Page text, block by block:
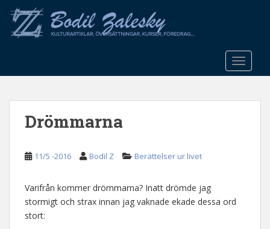
o
Drömmarna
11/5 -2016 Bodil Z Berättelser ur livet
Varifrån kommer drömmarna? Inatt drömde jag
stormigt och strax innan jag vaknade ekade dessa ord
stort: